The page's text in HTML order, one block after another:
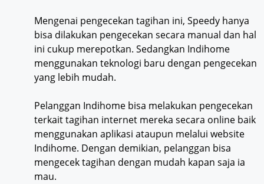
Mengenai pengecekan tagihan ini, Speedy hanya
bisa dilakukan pengecekan secara manual dan hal
ini cukup merepotkan. Sedangkan Indihome
menggunakan teknologi baru dengan pengecekan
yang lebih mudah.
Pelanggan Indihome bisa melakukan pengecekan
terkait tagihan internet mereka secara online baik
menggunakan aplikasi ataupun melalui website
Indihome. Dengan demikian, pelanggan bisa
mengecek tagihan dengan mudah kapan saja ia
mau.